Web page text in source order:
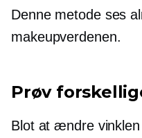
Denne metode ses
makeupverdenen.
Prøv
Blot at ændre